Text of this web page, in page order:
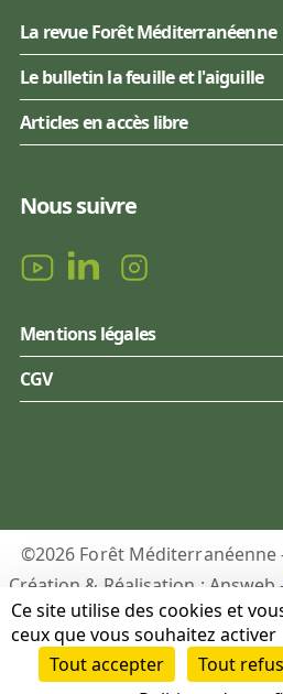
La revue Forêt Méditerranéenne
Le bulletin la feuille et l'aiguille
Articles en accès libre
Nous suivre
Mentions légales
CGV
©2026 Forêt Méditerranéenne
Création & Réalisation : Answeb
du site-Gestion
Ce site utilise des cookies et
ceux que vous souhaitez activer
Tout accepter
Tout